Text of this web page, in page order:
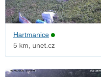
Hartmanice
5 km, unet.cz